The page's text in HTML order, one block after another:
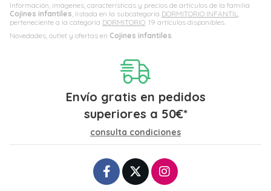
Información, imágenes, características y precios de artículos de la familia
Cojines infantiles, listada en la subcategoría DORMITORIO INFANTIL,
perteneciente a la categoría DORMITORIO. 19 artículos disponibles.
Novedades, outlet y ofertas en Cojines infantiles.
Envío gratis en pedidos
superiores a 50€*
consulta condiciones